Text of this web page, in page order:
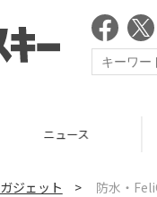
ガジェット
ガジェット > 防水・